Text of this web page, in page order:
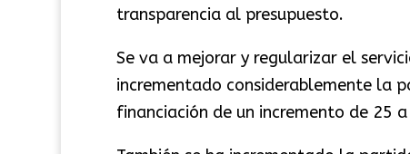
transparencia al presupuesto.
Se va a mejorar y regularizar el
incrementado considerablemente la
financiación de un incremento de 25